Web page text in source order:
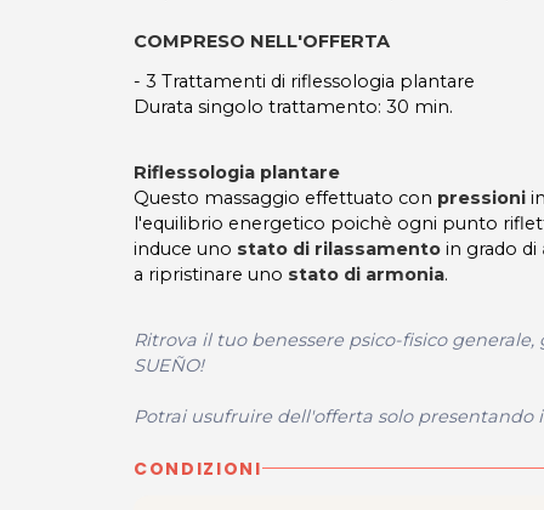
COMPRESO NELL'OFFERTA
- 3 Trattamenti di riflessologia plantare
Durata singolo trattamento: 30 min.
Riflessologia plantare
Questo massaggio effettuato con pressioni
l'equilibrio energetico poichè ogni punto
induce uno stato di rilassamento in grado di
a ripristinare uno stato di armonia.
Ritrova il tuo benessere psico-fisico
SUEÑO!
Potrai usufruire dell'offerta solo presentando
CONDIZIONI